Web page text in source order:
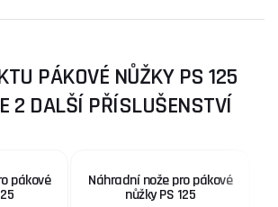
PÁKOVÉ NŮŽKY PS 125
2 DALŠÍ PŘÍSLUŠENSTVÍ
pákové Náhradní nože pro pákové
nůžky PS 125